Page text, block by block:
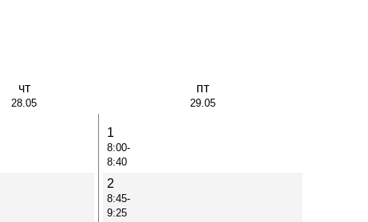
чт
28.05
пт
29.05
1
8:00-
8:40
2
8:45-
9:25